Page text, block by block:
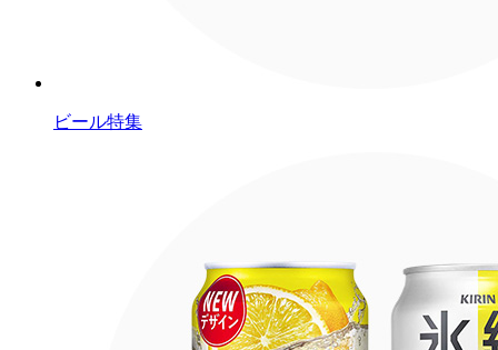
ビール特集